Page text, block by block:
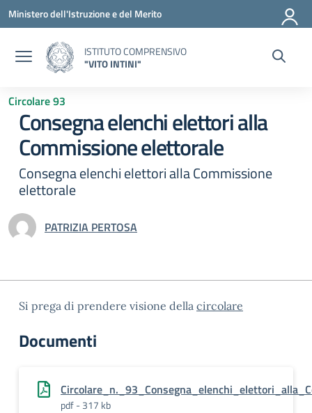
Vai ai contenuti
Vai al menu di navigazione
Vai al footer
Ministero dell'Istruzione e del Merito
ISTITUTO COMPRENSIVO
"VITO INTINI"
Circolare 93
Consegna elenchi elettori alla
Commissione elettorale
Consegna elenchi elettori alla Commissione
elettorale
PATRIZIA PERTOSA
Si prega di prendere visione della circolare
Documenti
pdf - 317 kb